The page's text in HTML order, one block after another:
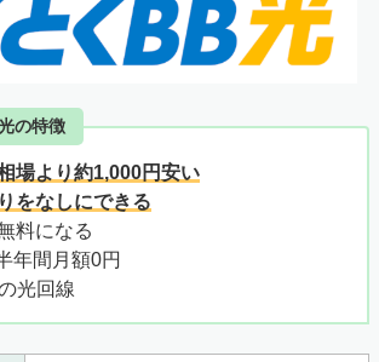
の特徴
場より約1,000円安い
をなしにできる
料になる
年間月額0円
光回線